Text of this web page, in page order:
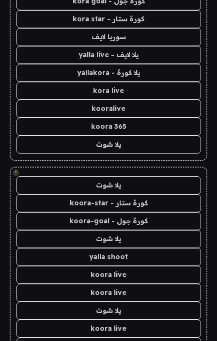
كورة ستار - kora star
سوريا لايف
يلا لايف - yalla live
يلا كورة - yallakora
kora live
kooralive
koora 365
يلا شوت
!
يلا شوت
كورة ستار - koora-star
كورة جول - koora-goal
يلا شوت
yalla shoot
koora live
koora live
يلا شوت
koora live